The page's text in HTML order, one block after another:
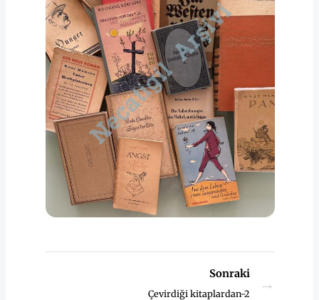
Sonraki
Çevirdiği kitaplardan-2
→